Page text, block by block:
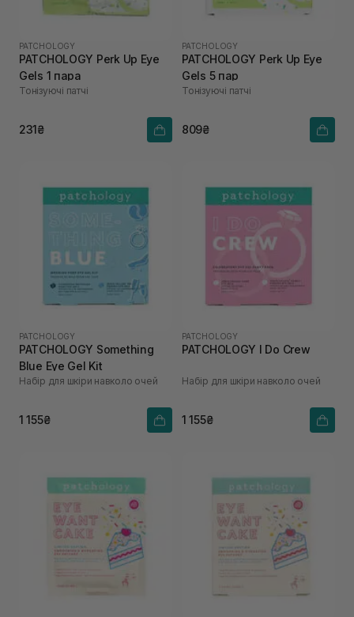
PATCHOLOGY
PATCHOLOGY Perk Up Eye
Gels 1 пара
Тонізуючі патчі
231₴
PATCHOLOGY
PATCHOLOGY Perk Up Eye
Gels 5 пар
Тонізуючі патчі
809₴
PATCHOLOGY
PATCHOLOGY Something
Blue Eye Gel Kit
Набір для шкіри навколо очей
1 155₴
PATCHOLOGY
PATCHOLOGY I Do Crew
Набір для шкіри навколо очей
1 155₴